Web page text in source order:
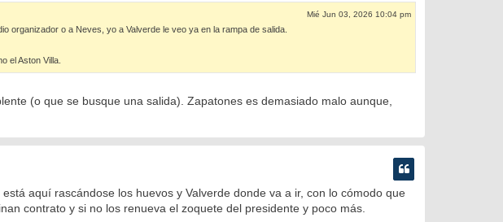
Mié Jun 03, 2026 10:04 pm
organizador o a Neves, yo a Valverde le veo ya en la rampa de salida.
el Aston Villa.
(o que se busque una salida). Zapatones es demasiado malo aunque,
aquí rascándose los huevos y Valverde donde va a ir, con lo cómodo que
contrato y si no los renueva el zoquete del presidente y poco más.